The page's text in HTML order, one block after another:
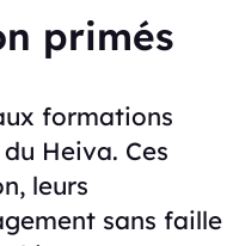
primés
formations
Heiva. Ces
leurs
sans faille